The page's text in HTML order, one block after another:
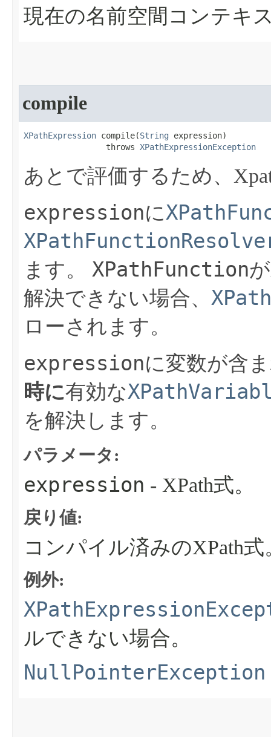
現在の名前空間コンテキ
compile
XPathExpression compile​(String expression)
                 throws
XPathExpressionException
あとで評価するため、
expressionに
ます。 XPathFunctionが
解決できない場合、
ローされます。
expressionに変数が含
時に有効な
を解決します。
パラメータ:
expression - XPath式。
戻り値:
コンパイル済みのXPath式
例外:
ルできない場合。
NullPointerException